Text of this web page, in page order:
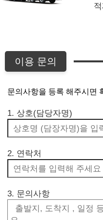
이용 문의
문의사항을 등록 해주시면
1. 상호(담당자명)
2. 연락처
3. 문의사항